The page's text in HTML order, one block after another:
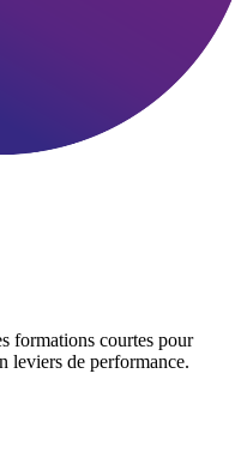
formations courtes pour
leviers de performance.